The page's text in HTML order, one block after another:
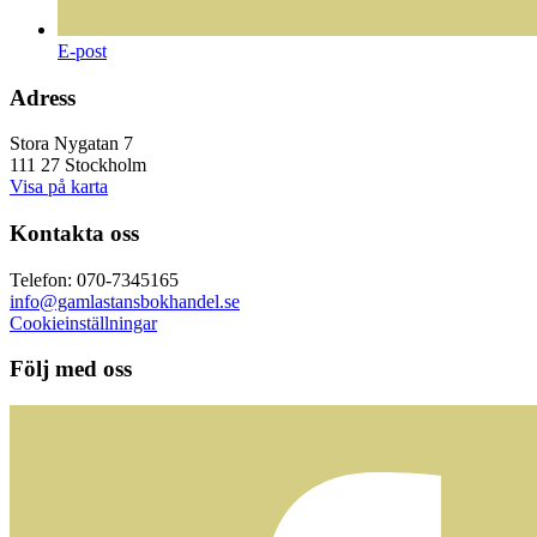
E-post
Adress
Stora Nygatan 7
111 27 Stockholm
Visa på karta
Kontakta oss
Telefon: 070-7345165
info@gamlastansbokhandel.se
Cookieinställningar
Följ med oss